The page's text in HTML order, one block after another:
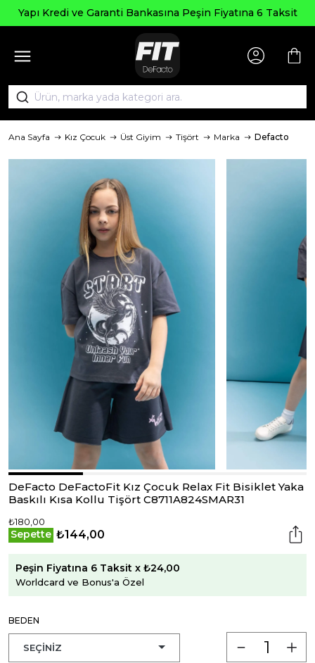
Yapı Kredi ve Garanti Bankasına Peşin Fiyatına 6 Taksit
Ana Sayfa Kız Çocuk Üst Giyim Tişört Marka Defacto
DeFacto DeFactoFit Kız Çocuk Relax Fit Bisiklet Yaka
Baskılı Kısa Kollu Tişört C8711A824SMAR31
₺180,00
Sepette ₺144,00
Peşin Fiyatına 6 Taksit x ₺24,00
Worldcard ve Bonus'a Özel
BEDEN